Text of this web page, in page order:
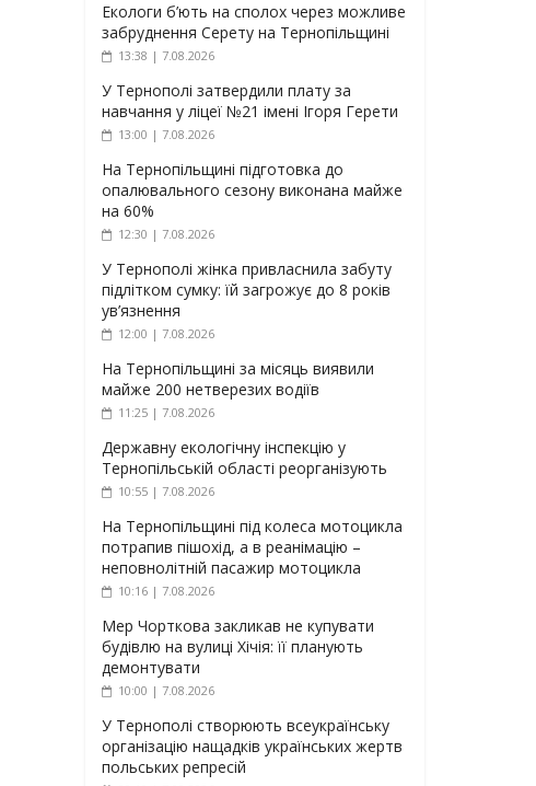
Екологи б’ють на сполох через можливе
забруднення Серету на Тернопільщині
13:38 | 7.08.2026
У Тернополі затвердили плату за
навчання у ліцеї №21 імені Ігоря Герети
13:00 | 7.08.2026
На Тернопільщині підготовка до
опалювального сезону виконана майже
на 60%
12:30 | 7.08.2026
У Тернополі жінка привласнила забуту
підлітком сумку: їй загрожує до 8 років
ув’язнення
12:00 | 7.08.2026
На Тернопільщині за місяць виявили
майже 200 нетверезих водіїв
11:25 | 7.08.2026
Державну екологічну інспекцію у
Тернопільській області реорганізують
10:55 | 7.08.2026
На Тернопільщині під колеса мотоцикла
потрапив пішохід, а в реанімацію –
неповнолітній пасажир мотоцикла
10:16 | 7.08.2026
Мер Чорткова закликав не купувати
будівлю на вулиці Хічія: її планують
демонтувати
10:00 | 7.08.2026
У Тернополі створюють всеукраїнську
організацію нащадків українських жертв
польських репресій